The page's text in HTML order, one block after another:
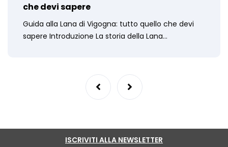
che devi sapere
Guida alla Lana di Vigogna: tutto quello che devi
sapere Introduzione La storia della Lana…
ISCRIVITI ALLA NEWSLETTER